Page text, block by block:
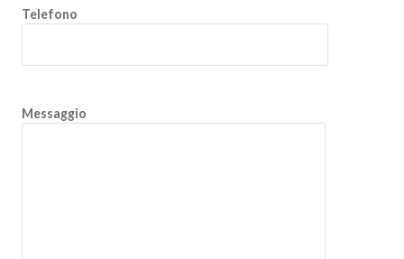
Telefono
Messaggio